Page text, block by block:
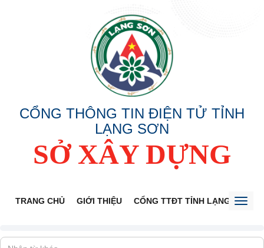
CỔNG THÔNG TIN ĐIỆN TỬ TỈNH
LẠNG SƠN
SỞ XÂY DỰNG
TRANG CHỦ GIỚI THIỆU CỔNG TTĐT TỈNH LẠNG SƠN